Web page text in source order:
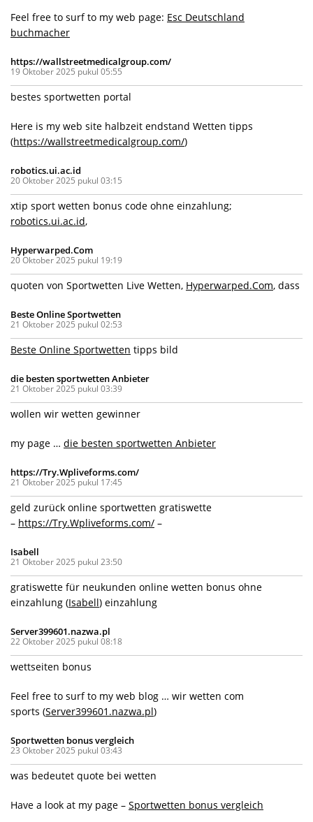
Feel free to surf to my web page: Esc Deutschland
buchmacher
https://wallstreetmedicalgroup.com/
19 Oktober 2025 pukul 05:55
bestes sportwetten portal
Here is my web site halbzeit endstand Wetten tipps
(https://wallstreetmedicalgroup.com/)
robotics.ui.ac.id
20 Oktober 2025 pukul 03:15
xtip sport wetten bonus code ohne einzahlung;
robotics.ui.ac.id,
Hyperwarped.Com
20 Oktober 2025 pukul 19:19
quoten von Sportwetten Live Wetten, Hyperwarped.Com, dass
Beste Online Sportwetten
21 Oktober 2025 pukul 02:53
Beste Online Sportwetten tipps bild
die besten sportwetten Anbieter
21 Oktober 2025 pukul 03:39
wollen wir wetten gewinner
my page … die besten sportwetten Anbieter
https://Try.Wpliveforms.com/
21 Oktober 2025 pukul 17:45
geld zurück online sportwetten gratiswette
– https://Try.Wpliveforms.com/ –
Isabell
21 Oktober 2025 pukul 23:50
gratiswette für neukunden online wetten bonus ohne
einzahlung (Isabell) einzahlung
Server399601.nazwa.pl
22 Oktober 2025 pukul 08:18
wettseiten bonus
Feel free to surf to my web blog … wir wetten com
sports (Server399601.nazwa.pl)
Sportwetten bonus vergleich
23 Oktober 2025 pukul 03:43
was bedeutet quote bei wetten
Have a look at my page – Sportwetten bonus vergleich